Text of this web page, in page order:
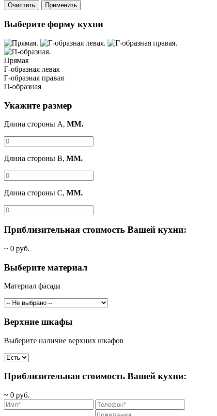
Очистить Применить
Выберите форму кухни
Прямая
Г-образная левая
Г-образная правая
П-образная
Укажите размер
Длина стороны A, ММ.
Длина стороны B, ММ.
Длина стороны C, ММ.
Приблизительная стоимость Вашей кухни:
~ 0 руб.
Выберите материал
Материал фасада
Верхние шкафы
Выберите наличие верхних шкафов
Приблизительная стоимость Вашей кухни:
~ 0 руб.